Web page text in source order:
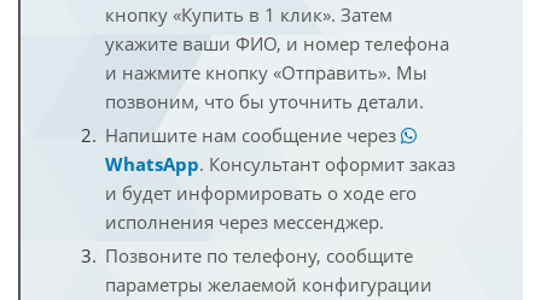
кнопку «Купить в 1 клик». Затем
укажите ваши ФИО, и номер телефона
и нажмите кнопку «Отправить». Мы
позвоним, что бы уточнить детали.
Напишите нам сообщение через
WhatsApp. Консультант оформит заказ
и будет информировать о ходе его
исполнения через мессенджер.
Позвоните по телефону, сообщите
параметры желаемой конфигурации